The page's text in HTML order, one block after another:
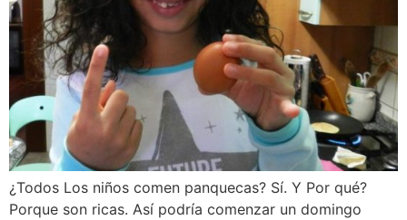
¿Todos Los niños comen panquecas? Sí. Y Por qué?
Porque son ricas. Así podría comenzar un domingo